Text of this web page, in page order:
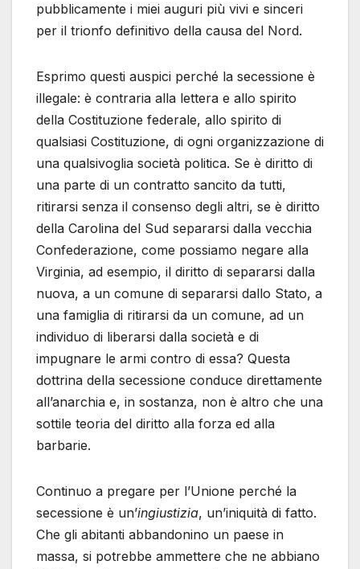
pubblicamente i miei auguri più vivi e sinceri
per il trionfo definitivo della causa del Nord.
Esprimo questi auspici perché la secessione è
illegale: è contraria alla lettera e allo spirito
della Costituzione federale, allo spirito di
qualsiasi Costituzione, di ogni organizzazione di
una qualsivoglia società politica. Se è diritto di
una parte di un contratto sancito da tutti,
ritirarsi senza il consenso degli altri, se è diritto
della Carolina del Sud separarsi dalla vecchia
Confederazione, come possiamo negare alla
Virginia, ad esempio, il diritto di separarsi dalla
nuova, a un comune di separarsi dallo Stato, a
una famiglia di ritirarsi da un comune, ad un
individuo di liberarsi dalla società e di
impugnare le armi contro di essa? Questa
dottrina della secessione conduce direttamente
all’anarchia e, in sostanza, non è altro che una
sottile teoria del diritto alla forza ed alla
barbarie.
Continuo a pregare per l’Unione perché la
secessione è un’ingiustizia, un’iniquità di fatto.
Che gli abitanti abbandonino un paese in
massa, si potrebbe ammettere che ne abbiano